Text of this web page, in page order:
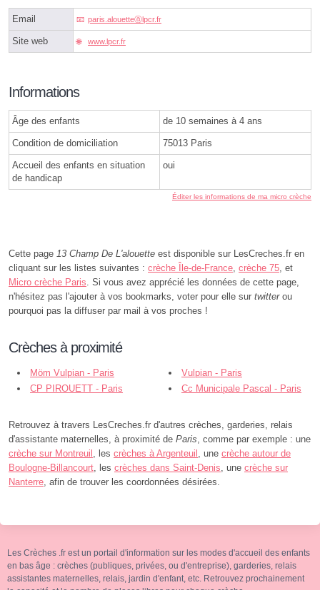
Email paris.alouetteⓐlpcr.fr
Site web www.lpcr.fr
Informations
Âge des enfants de 10 semaines à 4 ans
Condition de domiciliation 75013 Paris
Accueil des enfants en situation
de handicap
oui
Éditer les informations de ma micro crèche
Cette page 13 Champ De L'alouette est disponible sur LesCreches.fr en
cliquant sur les listes suivantes : crèche Île-de-France crèche 75 , et
Micro crèche Paris . Si vous avez apprécié les données de cette page,
n'hésitez pas l'ajouter à vos bookmarks, voter pour elle sur twitterou
pourquoi pas la diffuser par mail à vos proches !
Crèches à proximité
Möm Vulpian - Paris
Vulpian - Paris
CP PIROUETT - Paris
Cc Municipale Pascal - Paris
Retrouvez à travers LesCreches.fr d'autres crèches, garderies, relais
d'assistante maternelles, à proximité de Paris , comme par exemple : une
crèche sur Montreuil
, les crèches à Argenteuil , une crèche autour de
Boulogne-Billancourt , les crèches dans Saint-Denis , une crèche sur
Nanterre , afin de trouver les coordonnées désirées.
Les Crèches .fr est un portail d'information sur les modes d'accueil des enfants
en bas âge : crèches (publiques, privées, ou d'entreprise), garderies, relais
assistantes maternelles, relais, jardin d'enfant, etc. Retrouvez prochainement